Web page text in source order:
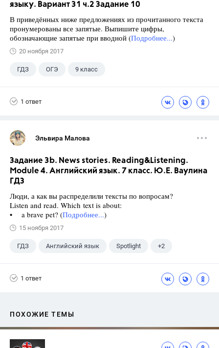
языку. Вариант 31 ч.2 Задание 10
В приведённых ниже предложениях из прочитанного текста
пронумерованы все запятые. Выпишите цифры,
обозначающие запятые при вводной (Подробнее...)
20 ноября 2017
ГДЗ ОГЭ 9 класс
1 ответ
Эльвира Малова
Задание 3b. News stories. Reading&Listening.
Module 4. Английский язык. 7 класс. Ю.Е. Ваулина
ГДЗ
Люди, а как вы распределили тексты по вопросам?
Listen and read. Which text is about:
• a brave pet? (Подробнее...)
15 ноября 2017
ГДЗ Английский язык Spotlight +2
1 ответ
ПОХОЖИЕ ТЕМЫ